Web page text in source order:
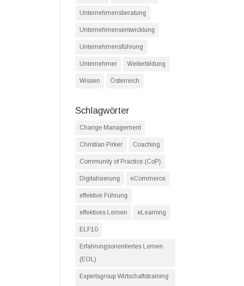
Unternehmensberatung
Unternehmensentwicklung
Unternehmensführung
Unternehmer Weiterbildung
Wissen Österreich
Schlagwörter
Change Management
Christian Pirker Coaching
Community of Practice (CoP)
Digitalisierung eCommerce
effektive Führung
effektives Lernen eLearning
ELF10
Erfahrungsorientiertes Lernen
(EOL)
Expertsgroup Wirtschaftstraining